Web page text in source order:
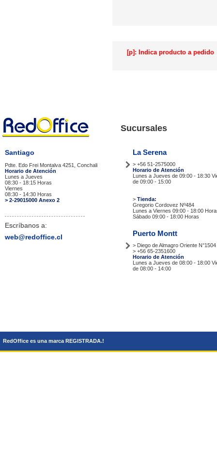
[p]: Indica producto a pedido
Santiago
Pdte. Edo Frei Montalva 4251, Conchali
Horario de Atención
Lunes a Jueves
08:30 - 18:15 Horas
Viernes
08:30 - 14:30 Horas
> 2-29015000 Anexo 2
Escríbanos a:
web@redoffice.cl
Sucursales
La Serena
> +56 51-2575000
Horario de Atención
Lunes a Jueves de 09:00 - 18:30
de 09:00 - 15:00
> Tienda:
Gregorio Cordovez Nº484
Lunes a Viernes 09:00 - 18:00
Sábado 09:00 - 18:00 Horas
Puerto Montt
> Diego de Almagro Oriente N°1504
> +56 65-2351600
Horario de Atención
Lunes a Jueves de 08:00 - 18:00
de 08:00 - 14:00
RedOffice es una marca REGISTRADA.!